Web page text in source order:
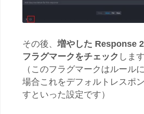
その後、 増やした Response
フラグマークをチェック します
（このフラグマークはルール
場合これをデフォルトレスポ
すといった設定です）